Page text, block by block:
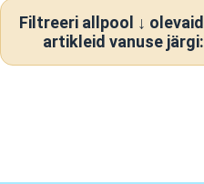
Filtreeri allpool ↓ olevaid
artikleid vanuse järgi: